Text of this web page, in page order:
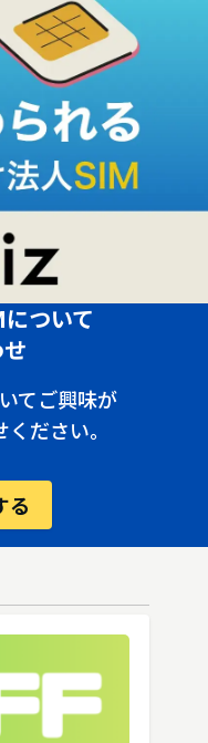
ついて
てご興味が
ださい。
る